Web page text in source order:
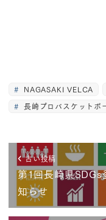
NAGASAKI VELCA
長崎プロバスケットボ
古い投稿
第1回長崎県
知らせ